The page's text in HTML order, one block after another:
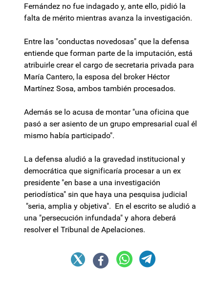
Fernández no fue indagado y, ante ello, pidió la
falta de mérito mientras avanza la investigación.
Entre las "conductas novedosas" que la defensa
entiende que forman parte de la imputación, está
atribuirle crear el cargo de secretaria privada para
María Cantero, la esposa del broker Héctor
Martínez Sosa, ambos también procesados.
Además se lo acusa de montar "una oficina que
pasó a ser asiento de un grupo empresarial cual él
mismo había participado".
La defensa aludió a la gravedad institucional y
democrática que significaría procesar a un ex
presidente "en base a una investigación
periodística" sin que haya una pesquisa judicial
"seria, amplia y objetiva". En el escrito se aludió a
una "persecución infundada" y ahora deberá
resolver el Tribunal de Apelaciones.